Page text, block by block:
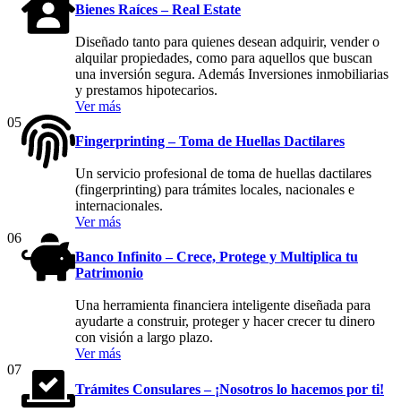
Bienes Raíces – Real Estate
Diseñado tanto para quienes desean adquirir, vender o
alquilar propiedades, como para aquellos que buscan
una inversión segura. Además Inversiones inmobiliarias
y prestamos hipotecarios.
Ver más
05
Fingerprinting – Toma de Huellas Dactilares
Un servicio profesional de toma de huellas dactilares
(fingerprinting) para trámites locales, nacionales e
internacionales.
Ver más
06
Banco Infinito – Crece, Protege y Multiplica tu
Patrimonio
Una herramienta financiera inteligente diseñada para
ayudarte a construir, proteger y hacer crecer tu dinero
con visión a largo plazo.
Ver más
07
Trámites Consulares – ¡Nosotros lo hacemos por ti!